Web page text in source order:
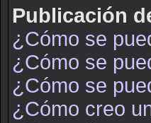
Publicación
¿Cómo se
¿Cómo se
¿Cómo se
¿Cómo creo